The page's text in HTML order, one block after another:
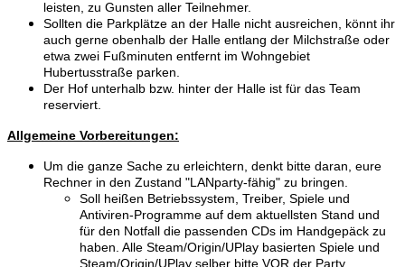
leisten, zu Gunsten aller Teilnehmer.
Sollten die Parkplätze an der Halle nicht ausreichen, könnt ihr
auch gerne obenhalb der Halle entlang der Milchstraße oder
etwa zwei Fußminuten entfernt im Wohngebiet
Hubertusstraße parken.
Der Hof unterhalb bzw. hinter der Halle ist für das Team
reserviert.
Allgemeine Vorbereitungen:
Um die ganze Sache zu erleichtern, denkt bitte daran, eure
Rechner in den Zustand "LANparty-fähig" zu bringen.
Soll heißen Betriebssystem, Treiber, Spiele und
Antiviren-Programme auf dem aktuellsten Stand und
für den Notfall die passenden CDs im Handgepäck zu
haben. Alle Steam/Origin/UPlay basierten Spiele und
Steam/Origin/UPlay selber bitte VOR der Party